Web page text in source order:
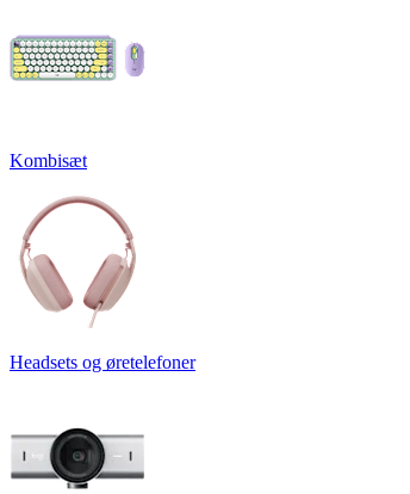
Kombisæt
Headsets og øretelefoner